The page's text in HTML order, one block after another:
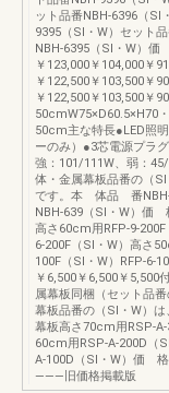
ット品番NBH-6396（SI
9395（SI・W）セット
NBH-6395（SI・W）
￥123,000￥104,000￥
￥122,500￥103,500￥
￥122,500￥103,500￥
50cmW75×D60.5×H70
50cm主な特長●LED照
ーのみ）●3芯電源プラ
強：101/111W、弱：
体・金属幕板品番の（
です。本 体品 番NBH-
NBH-639（SI・W）価
高さ60cm用RFP-9-200F
6-200F（SI・W）高さ
100F（SI・W）RFP-6-
￥6,500￥6,500￥
属幕板同梱（セット品
幕板品番の（SⅠ・W）
幕板高さ70cm用RSP-
60cm用RSP-A-200D（
A-100D（SI・W）価
―――旧価格掲載版